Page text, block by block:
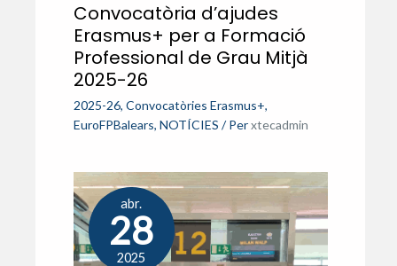
Convocatòria d’ajudes
Erasmus+ per a Formació
Professional de Grau Mitjà
2025-26
2025-26, Convocatòries Erasmus+,
EuroFPBalears, NOTÍCIES / Per xtecadmin
abr.
28
2025